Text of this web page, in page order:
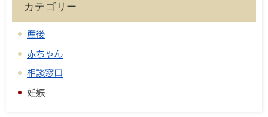
カテゴリー
産後
赤ちゃん
相談窓口
妊娠